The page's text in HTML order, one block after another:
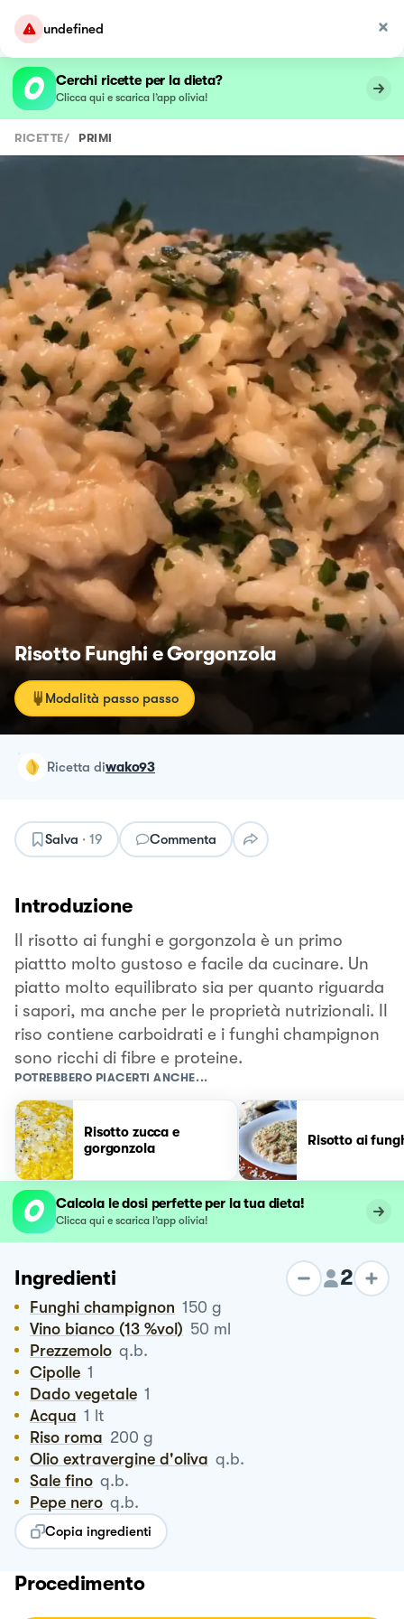
undefined
Cerchi ricette per la dieta?
Clicca qui e scarica l’app olivia!
RICETTE/ PRIMI
Risotto Funghi e Gorgonzola
Modalità passo passo
ricetta diwako93
Salva · 19 Commenta
Introduzione
Il risotto ai funghi e gorgonzola è un primo
piattto molto gustoso e facile da cucinare. Un
piatto molto equilibrato sia per quanto riguarda
i sapori, ma anche per le proprietà nutrizionali. II
riso contiene carboidrati e i funghi champignon
sono ricchi di fibre e proteine.
POTREBBERO PIACERTI ANCHE...
Risotto zucca e
gorgonzola
Risotto ai
Calcola le dosi perfette per la tua dieta!
Clicca qui e scarica l’app olivia!
Ingredienti 2
Funghi champignon 150 g
Vino bianco (13 %vol) 50 ml
Prezzemolo q.b.
Cipolle 1
Dado vegetale 1
Acqua 1 lt
Riso roma 200 g
Olio extravergine d'oliva q.b.
Sale fino q.b.
Pepe nero q.b.
Copia ingredienti
Procedimento